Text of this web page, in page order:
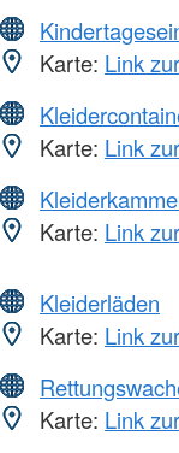
Karte: Link
Karte: Link
Karte: Link
Kleiderläden
Karte: Link
Karte: Link